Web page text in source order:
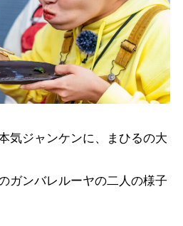
気ジャンケンに、まひるの大
ガンバレルーヤの二人の様子